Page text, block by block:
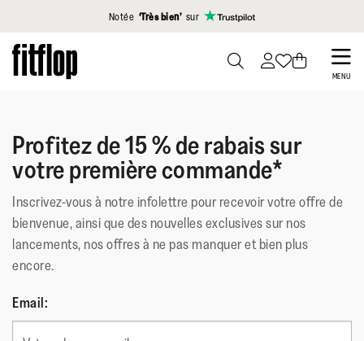
Cliquez pour consulter notre déclaration d'accessibilité
Notée ‘Très bien’ sur
Skip
to
MENU
SEARCH
Profitez de 15 % de rabais sur
votre première commande*
Inscrivez-vous à notre infolettre pour recevoir votre offre de
bienvenue, ainsi que des nouvelles exclusives sur nos
lancements, nos offres à ne pas manquer et bien plus
encore.
Email: